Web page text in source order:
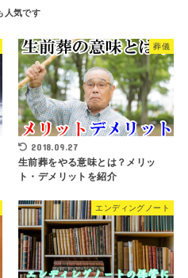
葬儀
2018.09.27
生前葬をやる意味とは？メリッ
ト・デメリットを紹介
エンディングノート